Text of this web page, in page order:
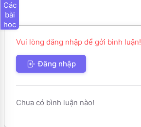
Vui lòng đăng nhập để gởi bình luận!
Đăng nhập
Chưa có bình luận nào!
Các
bài
học